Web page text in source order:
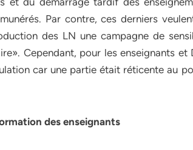
Par contre, ces derniers
des LN une campagne de
Cependant, pour les enseignants
car une partie était réticente au
des enseignants